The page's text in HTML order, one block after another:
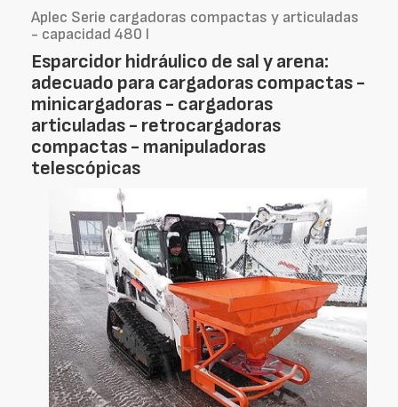
Aplec Serie cargadoras compactas y articuladas
- capacidad 480 l
Esparcidor hidráulico de sal y arena:
adecuado para cargadoras compactas -
minicargadoras - cargadoras
articuladas - retrocargadoras
compactas - manipuladoras
telescópicas